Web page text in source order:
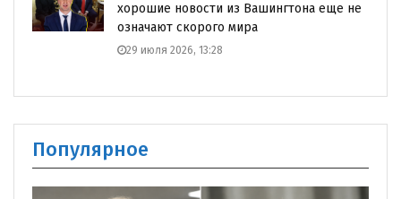
хорошие новости из Вашингтона еще не
означают скорого мира
29 июля 2026, 13:28
Популярное